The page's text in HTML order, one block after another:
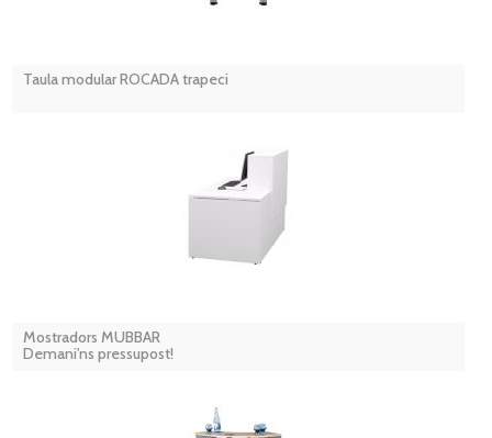
Taula modular ROCADA trapeci
Mostradors MUBBAR
Demani'ns pressupost!